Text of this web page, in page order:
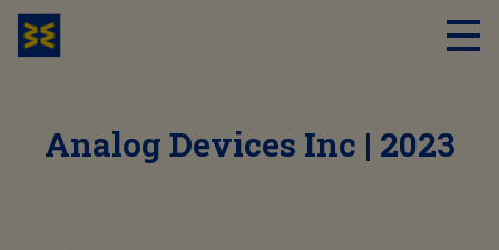
Analog Devices Inc | 2023